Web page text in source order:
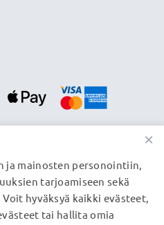
×
ja mainosten personointiin,
tarjoamiseen sekä
hyväksyä kaikki evästeet,
tai hallita omia